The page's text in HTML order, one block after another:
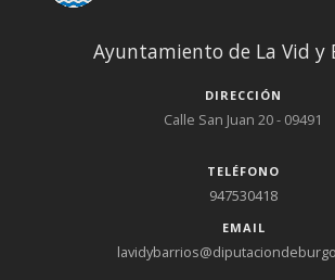
Ayuntamiento de La Vid y
DIRECCIÓN
Calle San Juan 20 - 09491
TELÉFONO
947530418
EMAIL